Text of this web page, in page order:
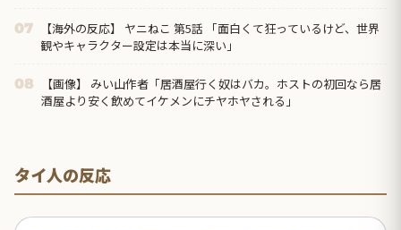
07
【海外の反応】 ヤニねこ 第5話 「面白くて狂っているけど、世界
観やキャラクター設定は本当に深い」
08
【画像】 みい山作者「居酒屋行く奴はバカ。ホストの初回なら居
酒屋より安く飲めてイケメンにチヤホヤされる」
タイ人の反応